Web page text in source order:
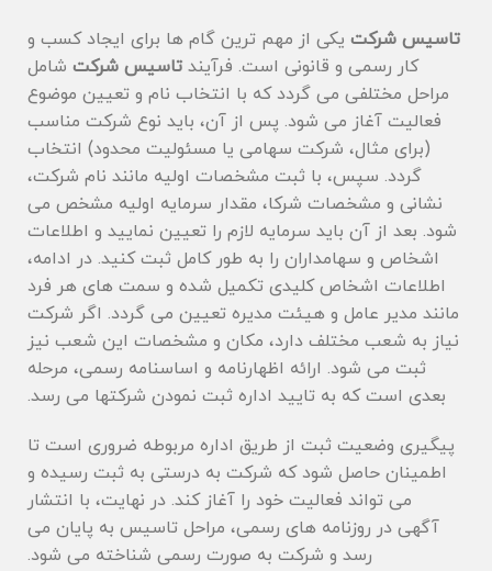
تاسیس شرکت یکی از مهم‌ ترین گام‌ ها برای ایجاد کسب ‌و
کار رسمی و قانونی است. فرآیندتاسیس شرکت شامل
مراحل مختلفی می گردد که با انتخاب نام و تعیین موضوع
فعالیت آغاز می ‌شود. پس از آن، باید نوع شرکت مناسب
(برای مثال، شرکت سهامی یا مسئولیت محدود) انتخاب
گردد. سپس، با ثبت مشخصات اولیه مانند نام شرکت،
نشانی و مشخصات شرکا، مقدار سرمایه اولیه مشخص می
‌شود. بعد از آن باید سرمایه لازم را تعیین نمایید و اطلاعات
اشخاص و سهامداران را به ‌طور کامل ثبت کنید. در ادامه،
اطلاعات اشخاص کلیدی تکمیل شده و سمت ‌های هر فرد
مانند مدیر عامل و هیئت مدیره تعیین می‌ گردد. اگر شرکت
نیاز به شعب مختلف دارد، مکان و مشخصات این شعب نیز
ثبت می‌ شود. ارائه اظهارنامه و اساسنامه رسمی، مرحله
بعدی است که به تایید اداره ثبت نمودن شرکتها می ‌رسد.
پیگیری وضعیت ثبت از طریق اداره مربوطه ضروری است تا
اطمینان حاصل شود که شرکت به درستی به ثبت رسیده و
می ‌تواند فعالیت خود را آغاز کند. در نهایت، با انتشار
آگهی در روزنامه‌ های رسمی، مراحل تاسیس به پایان می
‌رسد و شرکت به صورت رسمی شناخته می ‌شود.